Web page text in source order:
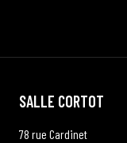
SALLE CORTOT
78 rue Cardinet